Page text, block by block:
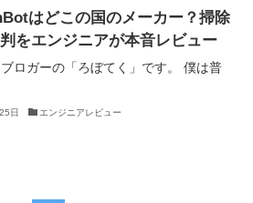
はどこの国のメーカー？掃除
をエンジニアが本音レビュー
ロガーの「ろぼてく」です。 僕は普
日 エンジニアレビュー